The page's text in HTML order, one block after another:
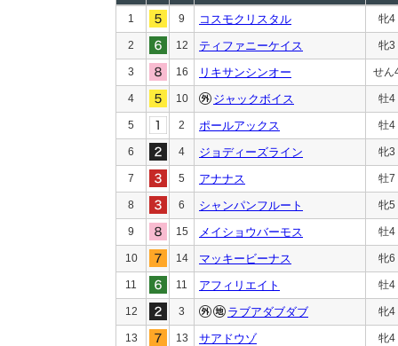
1 9 コスモクリスタル 牝4
2 12 ティファニーケイス 牝3
3 16 リキサンシンオー せん
4 10 ジャックボイス 牡4
5 2 ポールアックス 牡4
6 4 ジョディーズライン 牝3
7 5 アナナス 牡7
8 6 シャンパンフルート 牝5
9 15 メイショウバーモス 牡4
10 14 マッキービーナス 牝6
11 11 アフィリエイト 牡4
12 3 ラブアダブダブ 牝4
13 13 サアドウゾ 牝4